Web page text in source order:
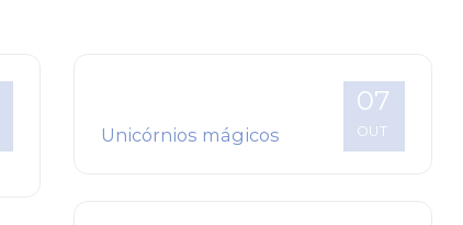
07
OUT
Unicórnios mágicos